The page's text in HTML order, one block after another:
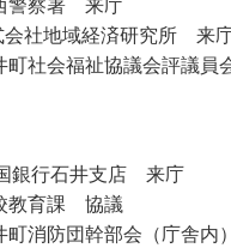
察署 来庁
社地域経済研究所 来
社会福祉協議会評議員
行石井支店 来庁
育課 協議
消防団幹部会（庁舎内）